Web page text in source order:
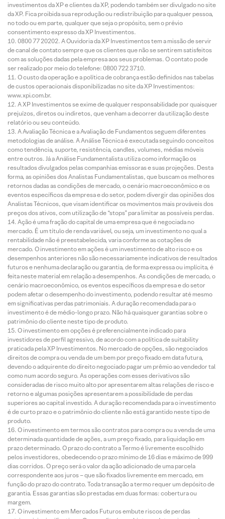
investimentos da XP e clientes da XP, podendo também ser divulgado no site
da XP. Fica proibida sua reprodução ou redistribuição para qualquer pessoa,
no todo ou em parte, qualquer que seja o propósito, sem o prévio
consentimento expresso da XP Investimentos.
0800 77 20202. A Ouvidoria da XP Investimentos tem a missão de servir
de canal de contato sempre que os clientes que não se sentirem satisfeitos
com as soluções dadas pela empresa aos seus problemas. O contato pode
ser realizado por meio do telefone: 0800 722 3710.
O custo da operação e a política de cobrança estão definidos nas tabelas
de custos operacionais disponibilizadas no site da XP Investimentos:
www.xpi.com.br.
A XP Investimentos se exime de qualquer responsabilidade por quaisquer
prejuízos, diretos ou indiretos, que venham a decorrer da utilização deste
relatório ou seu conteúdo.
A Avaliação Técnica e a Avaliação de Fundamentos seguem diferentes
metodologias de análise. A Análise Técnica é executada seguindo conceitos
como tendência, suporte, resistência, candles, volumes, médias móveis
entre outros. Já a Análise Fundamentalista utiliza como informação os
resultados divulgados pelas companhias emissoras e suas projeções. Desta
forma, as opiniões dos Analistas Fundamentalistas, que buscam os melhores
retornos dadas as condições de mercado, o cenário macroeconômico e os
eventos específicos da empresa e do setor, podem divergir das opiniões dos
Analistas Técnicos, que visam identificar os movimentos mais prováveis dos
preços dos ativos, com utilização de “stops” para limitar as possíveis perdas.
Ação é uma fração do capital de uma empresa que é negociada no
mercado. É um título de renda variável, ou seja, um investimento no qual a
rentabilidade não é preestabelecida, varia conforme as cotações de
mercado. O investimento em ações é um investimento de alto risco e os
desempenhos anteriores não são necessariamente indicativos de resultados
futuros e nenhuma declaração ou garantia, de forma expressa ou implícita, é
feita neste material em relação a desempenhos. As condições de mercado, o
cenário macroeconômico, os eventos específicos da empresa e do setor
podem afetar o desempenho do investimento, podendo resultar até mesmo
em significativas perdas patrimoniais. A duração recomendada para o
investimento é de médio-longo prazo. Não há quaisquer garantias sobre o
patrimônio do cliente neste tipo de produto.
O investimento em opções é preferencialmente indicado para
investidores de perfil agressivo, de acordo com a política de suitability
praticada pela XP Investimentos. No mercado de opções, são negociados
direitos de compra ou venda de um bem por preço fixado em data futura,
devendo o adquirente do direito negociado pagar um prêmio ao vendedor tal
como num acordo seguro. As operações com esses derivativos são
consideradas de risco muito alto por apresentarem altas relações de risco e
retorno e algumas posições apresentarem a possibilidade de perdas
superiores ao capital investido. A duração recomendada para o investimento
é de curto prazo e o patrimônio do cliente não está garantido neste tipo de
produto.
O investimento em termos são contratos para compra ou a venda de uma
determinada quantidade de ações, a um preço fixado, para liquidação em
prazo determinado. O prazo do contrato a Termo é livremente escolhido
pelos investidores, obedecendo o prazo mínimo de 16 dias e máximo de 999
dias corridos. O preço será o valor da ação adicionado de uma parcela
correspondente aos juros – que são fixados livremente em mercado, em
função do prazo do contrato. Toda transação a termo requer um depósito de
garantia. Essas garantias são prestadas em duas formas: cobertura ou
margem.
O investimento em Mercados Futuros embute riscos de perdas